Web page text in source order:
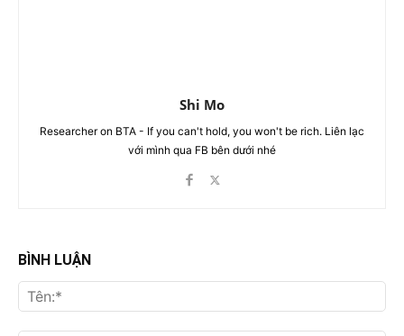
Shi Mo
Researcher on BTA - If you can't hold, you won't be rich. Liên lạc
với mình qua FB bên dưới nhé
BÌNH LUẬN